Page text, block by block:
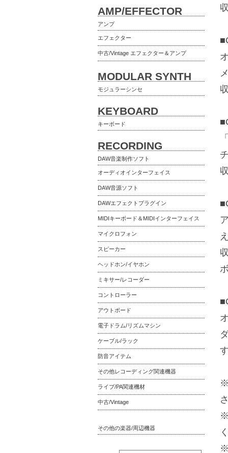
※
※
※
AMP/EFFECTOR
アンプ
エフェクター
中古/Vintage エフェクター＆アンプ
MODULAR SYNTH
モジュラーシンセ
KEYBOARD
キーボード
RECORDING
DAW音楽制作ソフト
オーディオインターフェイス
DAW音源ソフト
DAWエフェクトプラグイン
MIDIキーボード＆MIDIインターフェイス
マイクロフォン
スピーカー
ヘッドホン/イヤホン
ミキサー/レコーダー
コントローラー
アウトボード
電子ドラム/リズムマシン
ケーブル/ラック
防音アイテム
その他レコーディング関連機器
ライブ/PA関連機材
中古/Vintage
その他の楽器/周辺機器